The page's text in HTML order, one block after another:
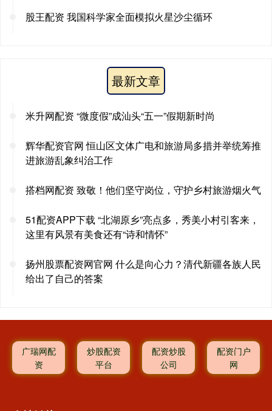
股王配资 我国科学家全面模拟火星沙尘循环
最新文章
米升网配资 “微度假”成汕头“五一”假期新时尚
辉华配资官网 恒山区文体广电和旅游局多措并举统筹推
进旅游乱象纠治工作
搭档网配资 致敬！他们坚守岗位，守护乡村旅游烟火气
51配资APP下载 “北湖原乡”亮点多，秀美小村引客来，
这里有风景有美食还有“诗和情怀”
扬州股票配资网官网 什么是向心力？清代新疆各族人民
给出了自己的答案
广瑞网配
资
炒股配资
平台
配资炒股
公司
配资门户
网